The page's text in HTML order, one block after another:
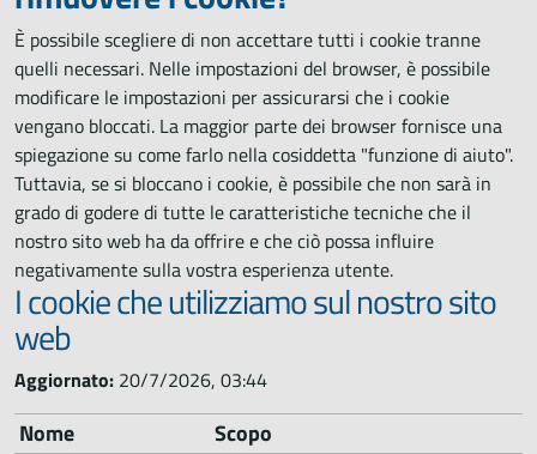
È possibile scegliere di non accettare tutti i cookie tranne
quelli necessari. Nelle impostazioni del browser, è possibile
modificare le impostazioni per assicurarsi che i cookie
vengano bloccati. La maggior parte dei browser fornisce una
spiegazione su come farlo nella cosiddetta "funzione di aiuto".
Tuttavia, se si bloccano i cookie, è possibile che non sarà in
grado di godere di tutte le caratteristiche tecniche che il
nostro sito web ha da offrire e che ciò possa influire
negativamente sulla vostra esperienza utente.
I cookie che utilizziamo sul nostro sito
web
Aggiornato: 20/7/2026, 03:44
Nome
Scopo